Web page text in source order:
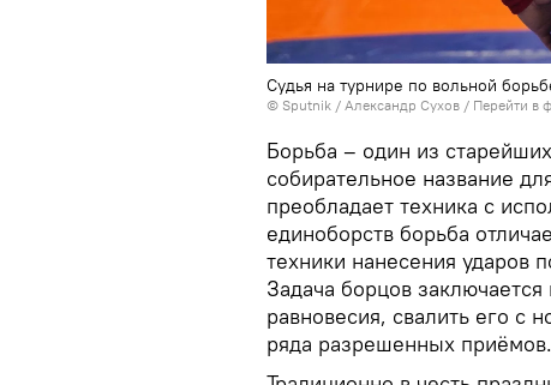
Судья на турнире по вольной
© Sputnik / Александр Сухов / Перейти в
Борьба – один из
собирательное название
преобладает техника с
единоборств борьба
техники нанесения ударов
Задача борцов
равновесия, свалить его с
ряда разрешенных приёмов.